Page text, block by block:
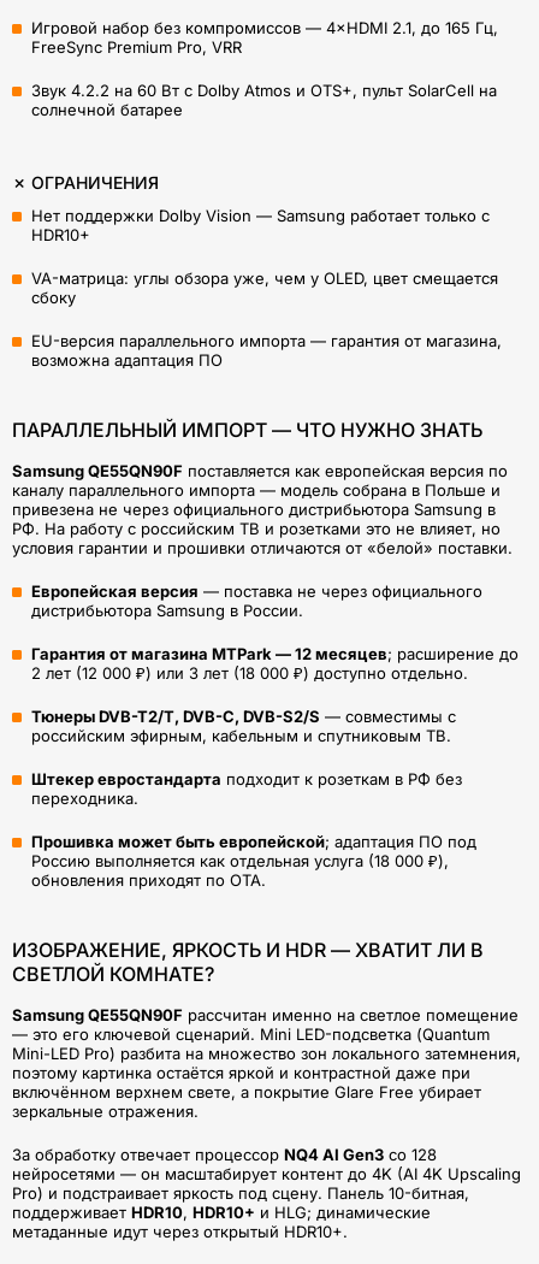
Игровой набор без компромиссов — 4×HDMI 2.1, до 165 Гц,
FreeSync Premium Pro, VRR
Звук 4.2.2 на 60 Вт с Dolby Atmos и OTS+, пульт SolarCell на
солнечной батарее
✗ ОГРАНИЧЕНИЯ
Нет поддержки Dolby Vision — Samsung работает только с
HDR10+
VA-матрица: углы обзора уже, чем у OLED, цвет смещается
сбоку
EU-версия параллельного импорта — гарантия от магазина,
возможна адаптация ПО
ПАРАЛЛЕЛЬНЫЙ ИМПОРТ — ЧТО НУЖНО ЗНАТЬ
Samsung QE55QN90F поставляется как европейская версия по
каналу параллельного импорта — модель собрана в Польше и
привезена не через официального дистрибьютора Samsung в
РФ. На работу с российским ТВ и розетками это не влияет, но
условия гарантии и прошивки отличаются от «белой» поставки.
Европейская версия — поставка не через официального
дистрибьютора Samsung в России.
Гарантия от магазина MTPark — 12 месяцев; расширение до
2 лет (12 000 ₽) или 3 лет (18 000 ₽) доступно отдельно.
Тюнеры DVB-T2/T, DVB-C, DVB-S2/S — совместимы с
российским эфирным, кабельным и спутниковым ТВ.
Штекер евростандарта подходит к розеткам в РФ без
переходника.
Прошивка может быть европейской; адаптация ПО под
Россию выполняется как отдельная услуга (18 000 ₽),
обновления приходят по OTA.
ИЗОБРАЖЕНИЕ, ЯРКОСТЬ И HDR — ХВАТИТ ЛИ В
СВЕТЛОЙ КОМНАТЕ?
Samsung QE55QN90F рассчитан именно на светлое помещение
— это его ключевой сценарий. Mini LED-подсветка (Quantum
Mini-LED Pro) разбита на множество зон локального затемнения,
поэтому картинка остаётся яркой и контрастной даже при
включённом верхнем свете, а покрытие Glare Free убирает
зеркальные отражения.
За обработку отвечает процессор NQ4 AI Gen3 со 128
нейросетями — он масштабирует контент до 4K (AI 4K Upscaling
Pro) и подстраивает яркость под сцену. Панель 10-битная,
поддерживает HDR10, HDR10+ и HLG; динамические
метаданные идут через открытый HDR10+.